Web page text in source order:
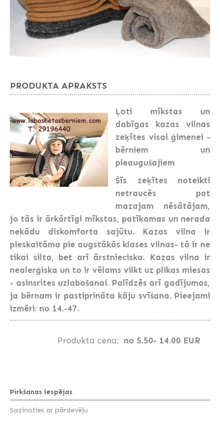
PRODUKTA APRAKSTS
Ļoti mīkstas un
dabīgas kazas vilnas
zeķītes visai ģimenei -
bērniem un
pieaugušajiem
Šīs zeķītes noteikti
netraucēs pat
mazajam nēsātājam,
jo tās ir ārkārtīgi mīkstas, patīkamas un nerada
nekādu diskomforta sajūtu. Kazas vilna ir
pieskaitāma pie augstākās klases vilnas- tā ir ne
tikai silta, bet arī ārstnieciska. Kazas vilna ir
nealerģiska un to ir vēlams vilkt uz plikas miesas
- asinsrites uzlabošanai. Palīdzēs arī gadījumos,
ja bērnam ir pastiprināta kāju svīšana. Pieejami
izmēri: no 14.-47.
Produkta cena: no 5.50- 14.00 EUR
Pirkšanas iespējas
Sazinoties ar pārdevēju